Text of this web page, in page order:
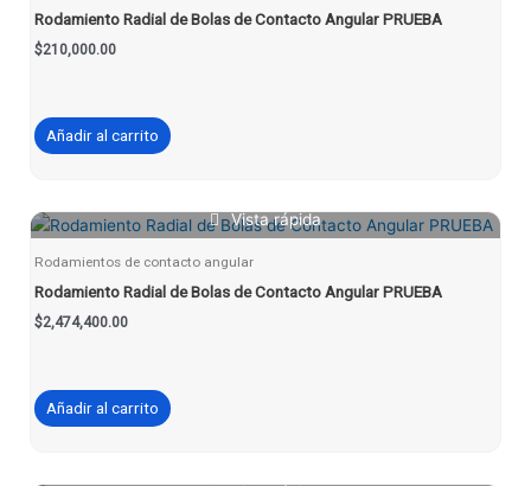
Rodamiento Radial de Bolas de Contacto Angular PRUEBA
$210,000.00
Añadir al carrito
Vista rápida
Rodamientos de contacto angular
Rodamiento Radial de Bolas de Contacto Angular PRUEBA
$2,474,400.00
Añadir al carrito